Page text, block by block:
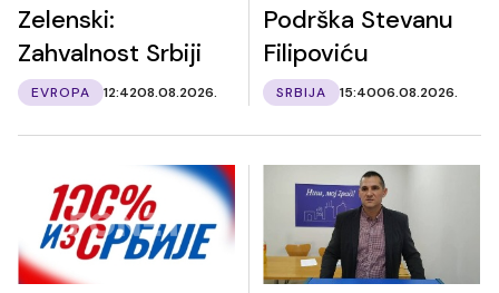
Zelenski:
Zahvalnost Srbiji
EVROPA 12:4208.08.2026.
Podrška Stevanu
Filipoviću
SRBIJA 15:4006.08.2026.